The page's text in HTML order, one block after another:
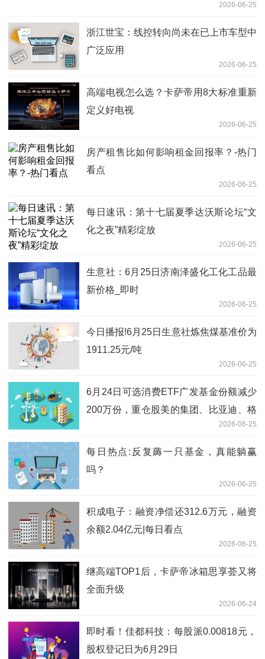
2026-06-25
浙江世宝：线控转向尚未在已上市车型中
广泛应用
2026-06-25
高端电视怎么选？卡萨帝用8大标准重新
定义好电视
2026-06-25
房产租售比如何影响租金回报率？-热门
看点
2026-06-25
每日速讯：第十七届夏季达沃斯论坛“文
化之夜”精彩绽放
2026-06-25
生意社：6月25日济南泽盛化工化工品最
新价格_即时
2026-06-25
今日播报!6月25日生意社炼焦煤基准价为
1911.25元/吨
2026-06-25
6月24日可选消费ETF广发基金份额减少
200万份，重仓股美的集团、比亚迪、格
2026-06-25
每日热点:反复薅一只基金，真能躺赢
吗？
2026-06-25
积成电子：融资净偿还312.6万元，融资
余额2.04亿元|每日看点
2026-06-25
继高端TOP1后，卡萨帝冰箱思享荟又将
全面升级
2026-06-24
即时看！佳都科技：每股派0.00818元，
股权登记日为6月29日